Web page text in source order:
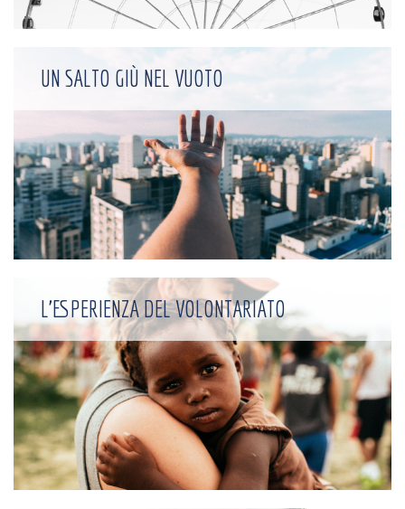
UN SALTO GIÙ NEL VUOTO
L'ESPERIENZA DEL VOLONTARIATO